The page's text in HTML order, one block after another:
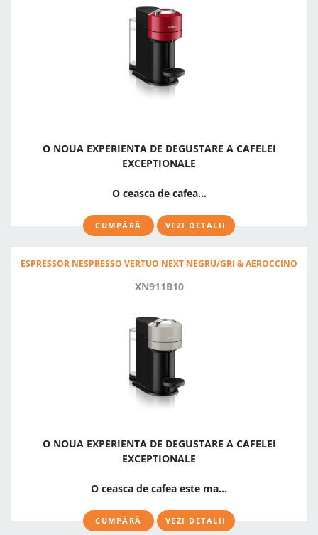
O NOUA EXPERIENTA DE DEGUSTARE A CAFELEI
EXCEPTIONALE
O ceasca de cafea...
CUMPĂRĂ VEZI DETALII
ESPRESSOR NESPRESSO VERTUO NEXT NEGRU/GRI & AEROCCINO
XN911B10
O NOUA EXPERIENTA DE DEGUSTARE A CAFELEI
EXCEPTIONALE
O ceasca de cafea este ma...
CUMPĂRĂ VEZI DETALII